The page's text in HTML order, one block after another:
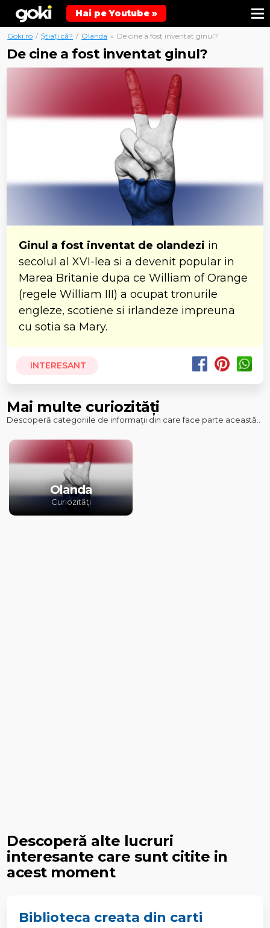
Hai pe Youtube »
Goki.ro / Știați că? / Olanda » De cine a fost inventat ginul?
De cine a fost inventat ginul?
Ginul a fost inventat de olandezi in
secolul al XVI-lea si a devenit popular in
Marea Britanie dupa ce William of Orange
(regele William III) a ocupat tronurile
engleze, scotiene si irlandeze impreuna
cu sotia sa Mary.
INTERESANT
Mai multe curiozități
Descoperă categoriile de informații din care face parte această..
Olanda
Curiozități
Descoperă alte lucruri
interesante care sunt citite in
acest moment
Biblioteca creata din carti